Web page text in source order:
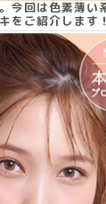
今回は色素薄
をご紹介します！